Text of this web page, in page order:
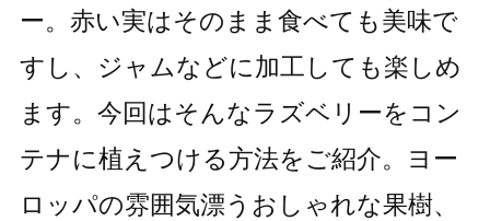
ー。赤い実はそのまま食べても美味で
すし、ジャムなどに加工しても楽しめ
ます。今回はそんなラズベリーをコン
テナに植えつける方法をご紹介。ヨー
ロッパの雰囲気漂うおしゃれな果樹、